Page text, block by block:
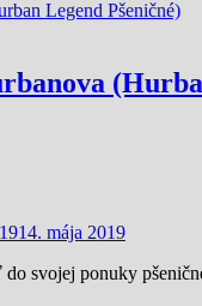
14. mája 2019
svojej ponuky